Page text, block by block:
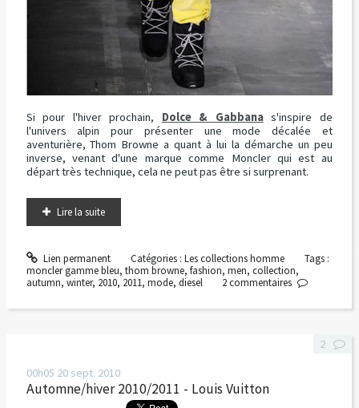
Si pour l'hiver prochain, Dolce & Gabbanas'inspire de
l'univers alpin pour présenter une mode décalée et
aventurière, Thom Browne a quant à lui la démarche un peu
inverse, venant d'une marque comme Moncler qui est au
départ très technique, cela ne peut pas être si surprenant.
Lire la suite
Lien permanent Catégories : Les collections homme
Tags :
moncler gamme bleu, thom browne, fashion, men, collection,
autumn, winter, 2010, 2011, mode, diesel 2commentaires
00h05 20 sept. 2010
Automne/hiver 2010/2011 - Louis Vuitton
2